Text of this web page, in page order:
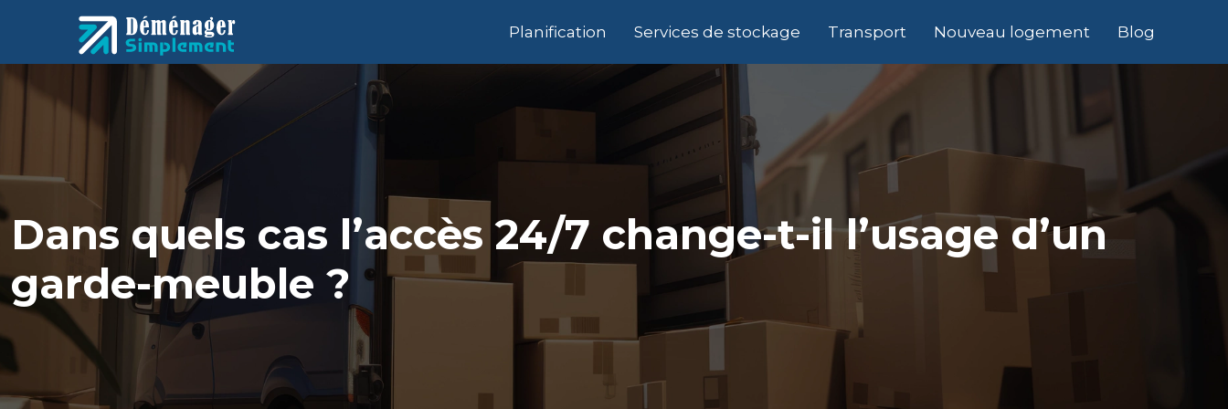
Planification Services de stockage Transport Nouveau logement Blog
Dans quels cas l’accès 24/7 change-t-il l’usage d’un
garde-meuble ?